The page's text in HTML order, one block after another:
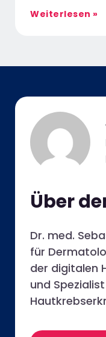
Weiterlesen »
Über
Dr. med.
für
der digitalen
und